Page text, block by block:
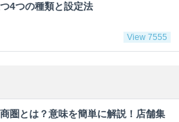
4つの種類と設定法
View 7555
商圏とは？意味を簡単に解説！店舗集